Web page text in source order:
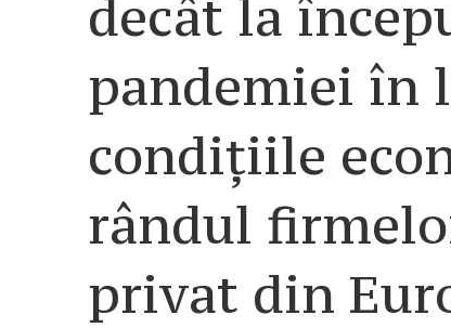
decât la
pandemiei în
condițiile
rândul
privat din